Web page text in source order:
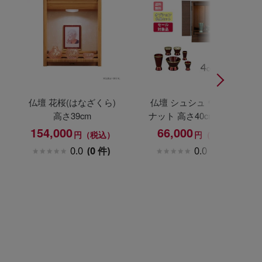
仏壇 花桜(はなざくら)
高さ39cm
154,000円（税込）
0.0 (0 件)
仏壇 シュシュ ウォール
ナット 高さ40cm カイラ
具足セット
66,000円（税込）
0.0